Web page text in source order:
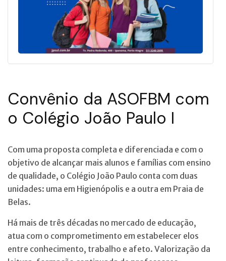
Convênio da ASOFBM com
o Colégio João Paulo I
Com uma proposta completa e diferenciada e com o
objetivo de alcançar mais alunos e famílias com ensino
de qualidade, o Colégio João Paulo conta com duas
unidades: uma em Higienópolis e a outra em Praia de
Belas.
Há mais de três décadas no mercado de educação,
atua com o comprometimento em estabelecer elos
entre conhecimento, trabalho e afeto. Valorização da